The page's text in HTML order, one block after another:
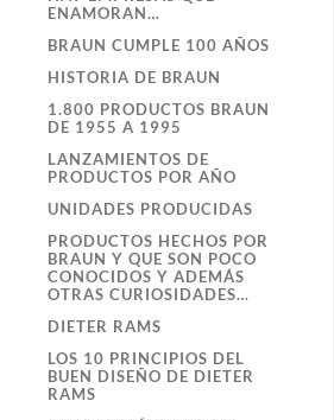
ENAMORAN…
BRAUN CUMPLE 100 AÑOS
HISTORIA DE BRAUN
1.800 PRODUCTOS BRAUN
DE 1955 A 1995
LANZAMIENTOS DE
PRODUCTOS POR AÑO
UNIDADES PRODUCIDAS
PRODUCTOS HECHOS POR
BRAUN Y QUE SON POCO
CONOCIDOS Y ADEMÁS
OTRAS CURIOSIDADES…
DIETER RAMS
LOS 10 PRINCIPIOS DEL
BUEN DISEÑO DE DIETER
RAMS